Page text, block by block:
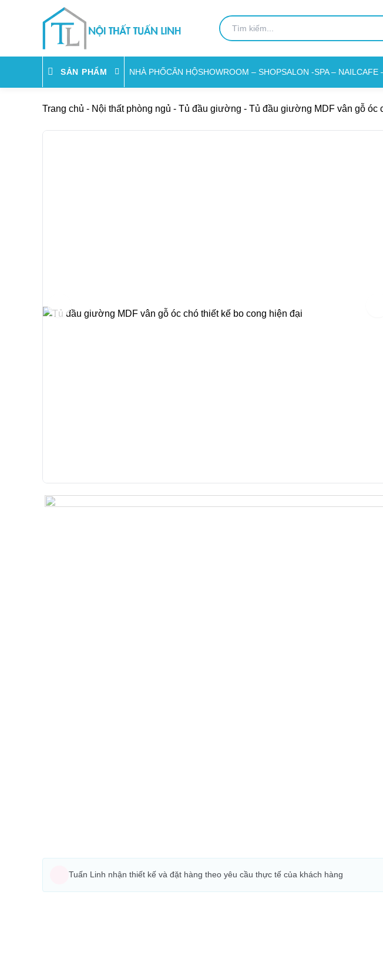
SẢN PHẨM NHÀ PHỐCĂN HỘSHOWROOM – SHOPSALON -SPA – NAIL CAFE
Trang chủ - Nội thất phòng ngủ - Tủ đầu giường - Tủ đầu giường MDF vân gỗ óc
Tuấn Linh nhận thiết kế và đặt hàng theo yêu cầu thực tế của khách hàng